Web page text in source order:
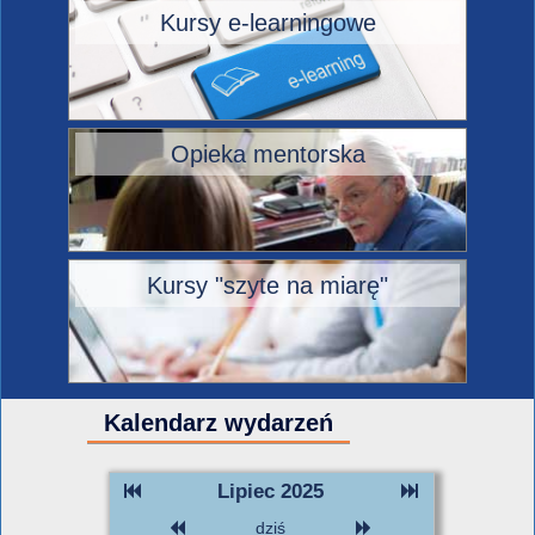
Kursy e-learningowe
Opieka mentorska
Kursy "szyte na miarę"
Kalendarz wydarzeń
Lipiec 2025
dziś